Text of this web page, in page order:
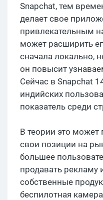
Snapchat, тем
делает свое
привлекательным
может расширить
сначала локально,
он повысит
Сейчас в Snapchat
индийских
показатель среди
В теории это может
свои позиции на
большее
продавать рекламу
собственные
беспилотная